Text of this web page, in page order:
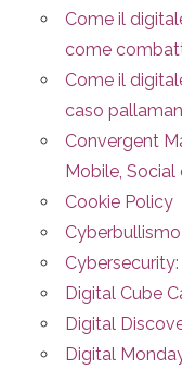
Come il
come
Come il
caso
Convergent
Mobile,
Cookie Policy
Digital Cube
Digital
Digital